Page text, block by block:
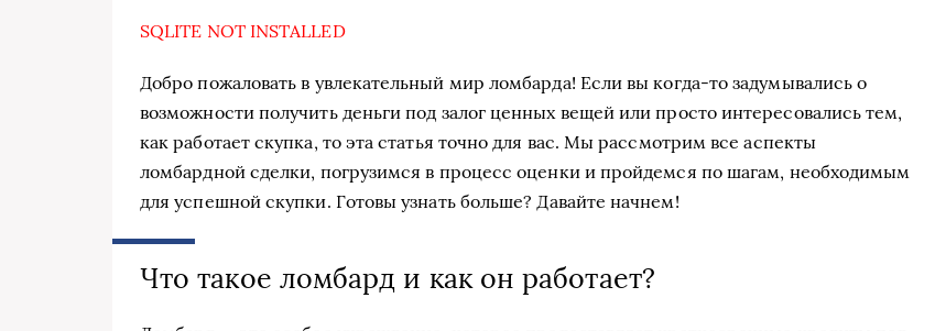
SQLITE NOT INSTALLED
Добро пожаловать в увлекательный мир ломбарда! Если вы когда-то задумывались о
возможности получить деньги под залог ценных вещей или просто интересовались тем,
как работает скупка, то эта статья точно для вас. Мы рассмотрим все аспекты
ломбардной сделки, погрузимся в процесс оценки и пройдемся по шагам, необходимым
для успешной скупки. Готовы узнать больше? Давайте начнем!
Что такое ломбард и как он работает?